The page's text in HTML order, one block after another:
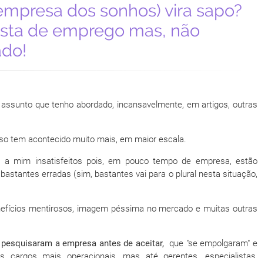
dos sonhos) vira sapo?
de emprego mas, não
que tenho abordado, incansavelmente, em artigos, outras
tem acontecido muito mais, em maior escala.
a mim insatisfeitos pois, em pouco tempo de empresa, estão
erradas (sim, bastantes vai para o plural nesta situação,
mentirosos, imagem péssima no mercado e muitas outras
a empresa antes de aceitar, que "se empolgaram" e